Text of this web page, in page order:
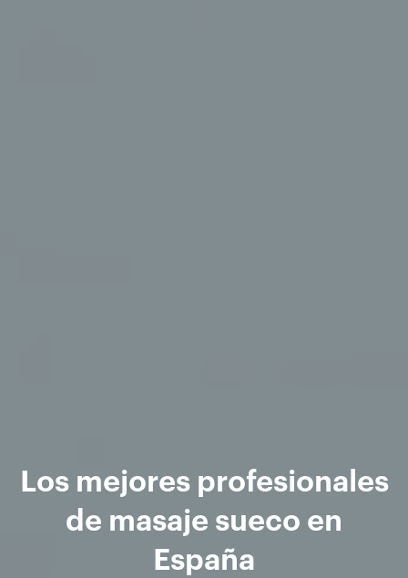
Los mejores profesionales
de masaje sueco en
España